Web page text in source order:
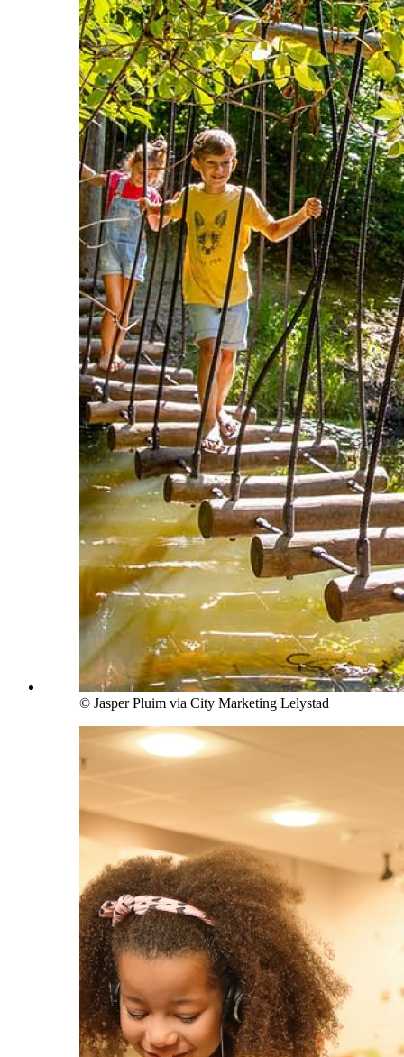
© Jasper Pluim via City Marketing Lelystad